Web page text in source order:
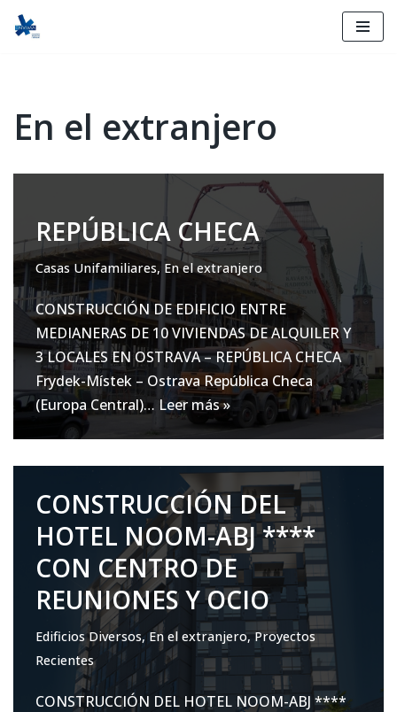
En el extranjero
REPÚBLICA CHECA
Casas Unifamiliares, En el extranjero
CONSTRUCCIÓN DE EDIFICIO ENTRE
MEDIANERAS DE 10 VIVIENDAS DE ALQUILER Y
3 LOCALES EN OSTRAVA – REPÚBLICA CHECA
Frydek-Místek – Ostrava República Checa
(Europa Central)… Leer más »
CONSTRUCCIÓN DEL
HOTEL NOOM-ABJ ****
CON CENTRO DE
REUNIONES Y OCIO
Edificios Diversos,En el extranjero,Proyectos
Recientes
CONSTRUCCIÓN DEL HOTEL NOOM-ABJ ****